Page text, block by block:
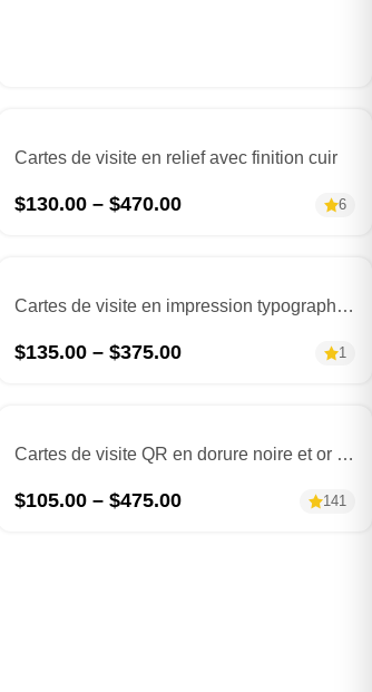
Cartes de visite en relief avec finition cuir
$130.00– $470.00 6
Cartes de visite en impression typographique et dorure
$135.00– $375.00 1
Cartes de visite QR en dorure noire et or luxueuse
$105.00– $475.00 141